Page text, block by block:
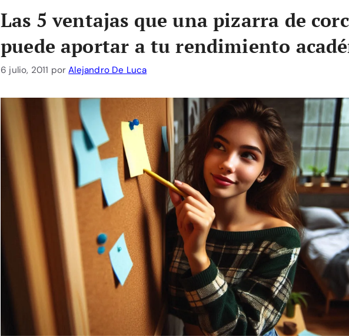
Las 5 ventajas que una pizarra de
puede aportar a tu rendimiento
6 julio, 2011 porAlejandro De Luca